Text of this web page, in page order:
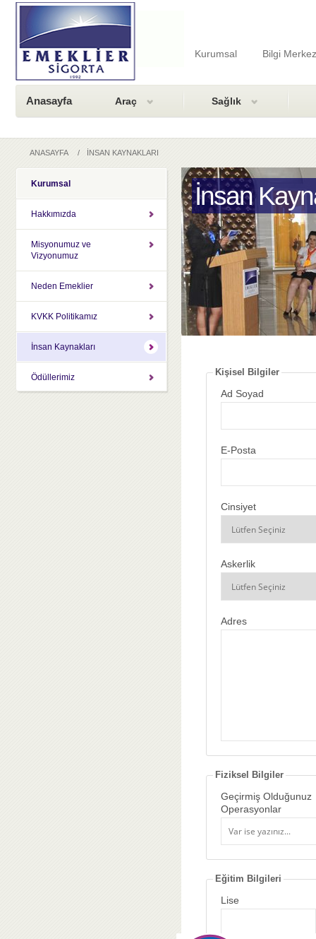
Anasayfa Araç Sağlık
Kurumsal Bilgi
ANASAYFA / İNSAN KAYNAKLARI
İnsan
Kişisel Bilgiler
Ad Soyad
E-Posta
Cinsiyet
Askerlik
Adres
Fiziksel Bilgiler
Geçirmiş Olduğunuz
Operasyonlar
Eğitim Bilgileri
Lise
Kurumsal
Hakkımızda
Misyonumuz ve
Vizyonumuz
Neden Emeklier
KVKK Politikamız
İnsan Kaynakları
Ödüllerimiz